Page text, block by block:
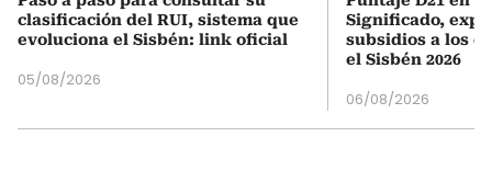
clasificación del RUI, sistema que
evoluciona el Sisbén: link oficial
05/08/2026
Significado,
subsidios a los
el Sisbén 2026
06/08/2026